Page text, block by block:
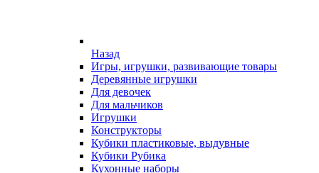
Назад
Игры, игрушки, развивающие товары
Деревянные игрушки
Для девочек
Для мальчиков
Игрушки
Конструкторы
Кубики пластиковые, выдувные
Кубики Рубика
Кухонные наборы